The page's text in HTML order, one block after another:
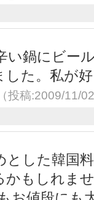
い鍋にビー
た。私が
（投稿:2009/11/
した韓国
かもしれま